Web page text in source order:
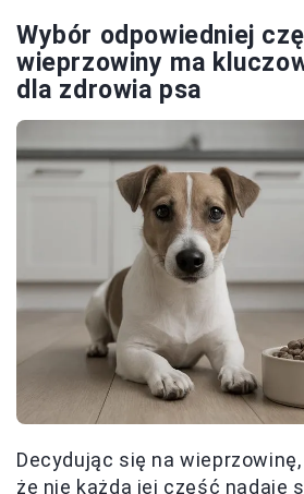
Wybór odpowiedniej
wieprzowiny ma
dla zdrowia psa
Decydując się na
że nie każda jej część nadaje